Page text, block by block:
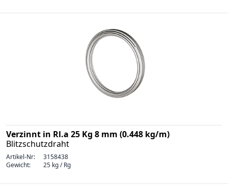
Verzinnt in Rl.a 25 Kg 8 mm (0.448 kg/m)
Blitzschutzdraht
Artikel-Nr:
3158438
Gewicht:
25 kg / Rg